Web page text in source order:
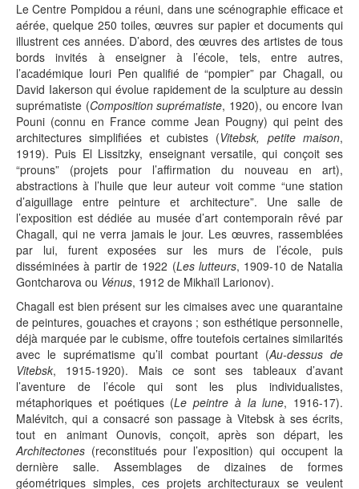
Le Centre Pompidou a réuni, dans une scénographie efficace et
aérée, quelque 250 toiles, œuvres sur papier et documents qui
illustrent ces années. D’abord, des œuvres des artistes de tous
bords invités à enseigner à l’école, tels, entre autres,
l’académique Iouri Pen qualifié de “pompier” par Chagall, ou
David Iakerson qui évolue rapidement de la sculpture au dessin
suprématiste (Composition suprématiste, 1920), ou encore Ivan
Pouni (connu en France comme Jean Pougny) qui peint des
architectures simplifiées et cubistes (Vitebsk, petite maison,
1919). Puis El Lissitzky, enseignant versatile, qui conçoit ses
“prouns” (projets pour l’affirmation du nouveau en art),
abstractions à l’huile que leur auteur voit comme “une station
d’aiguillage entre peinture et architecture”. Une salle de
l’exposition est dédiée au musée d’art contemporain rêvé par
Chagall, qui ne verra jamais le jour. Les œuvres, rassemblées
par lui, furent exposées sur les murs de l’école, puis
disséminées à partir de 1922 (Les lutteurs, 1909-10 de Natalia
Gontcharova ou Vénus, 1912 de Mikhaïl Larionov).
Chagall est bien présent sur les cimaises avec une quarantaine
de peintures, gouaches et crayons ; son esthétique personnelle,
déjà marquée par le cubisme, offre toutefois certaines similarités
avec le suprématisme qu’il combat pourtant (Au-dessus de
Vitebsk, 1915-1920). Mais ce sont ses tableaux d’avant
l’aventure de l’école qui sont les plus individualistes,
métaphoriques et poétiques (Le peintre à la lune, 1916-17).
Malévitch, qui a consacré son passage à Vitebsk à ses écrits,
tout en animant Ounovis, conçoit, après son départ, les
Architectones (reconstitués pour l’exposition) qui occupent la
dernière salle. Assemblages de dizaines de formes
géométriques simples, ces projets architecturaux se veulent